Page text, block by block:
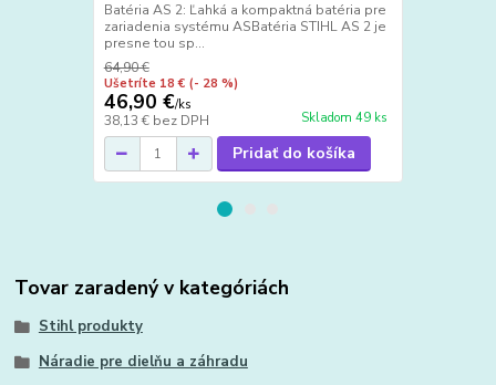
Batéria AS 2: Ľahká a kompaktná batéria pre
zariadenia systému ASBatéria STIHL AS 2 je
presne tou sp...
64,90 €
Ušetríte 18 € (- 28 %)
46,90 €/ks
38,13 € bez DPH Skladom 49 ks
Pridať do košíka
Tovar zaradený v kategóriách
Stihl produkty
Náradie pre dielňu a záhradu